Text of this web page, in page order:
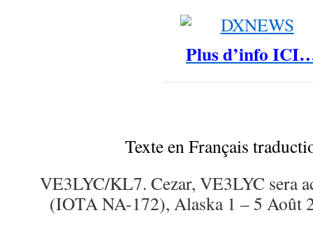
Plus d’info
Texte en Français
VE3LYC/KL7. Cezar, VE3LYC sera
(IOTA NA-172), Alaska 1 – 5 Août